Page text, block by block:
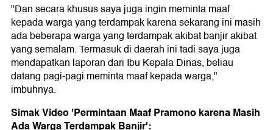
"Dan secara khusus saya juga ingin meminta maaf
kepada warga yang terdampak karena sekarang ini masih
ada beberapa warga yang terdampak akibat banjir akibat
yang semalam. Termasuk di daerah ini tadi saya juga
mendapatkan laporan dari Ibu Kepala Dinas, beliau
datang pagi-pagi meminta maaf kepada warga,"
imbuhnya.
Simak Video 'Permintaan Maaf Pramono karena Masih
Ada Warga Terdampak Banjir':